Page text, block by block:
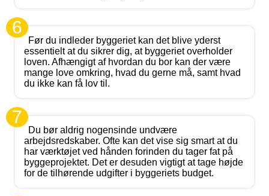
6
Før du indleder byggeriet kan det blive yderst
essentielt at du sikrer dig, at byggeriet overholder
loven. Afhængigt af hvordan du bor kan der være
mange love omkring, hvad du gerne må, samt hvad
du ikke kan få lov til.
7
Du bør aldrig nogensinde undvære
arbejdsredskaber. Ofte kan det vise sig smart at du
har værktøjet ved hånden forinden du tager fat på
byggeprojektet. Det er desuden vigtigt at tage højde
for de tilhørende udgifter i byggeriets budget.